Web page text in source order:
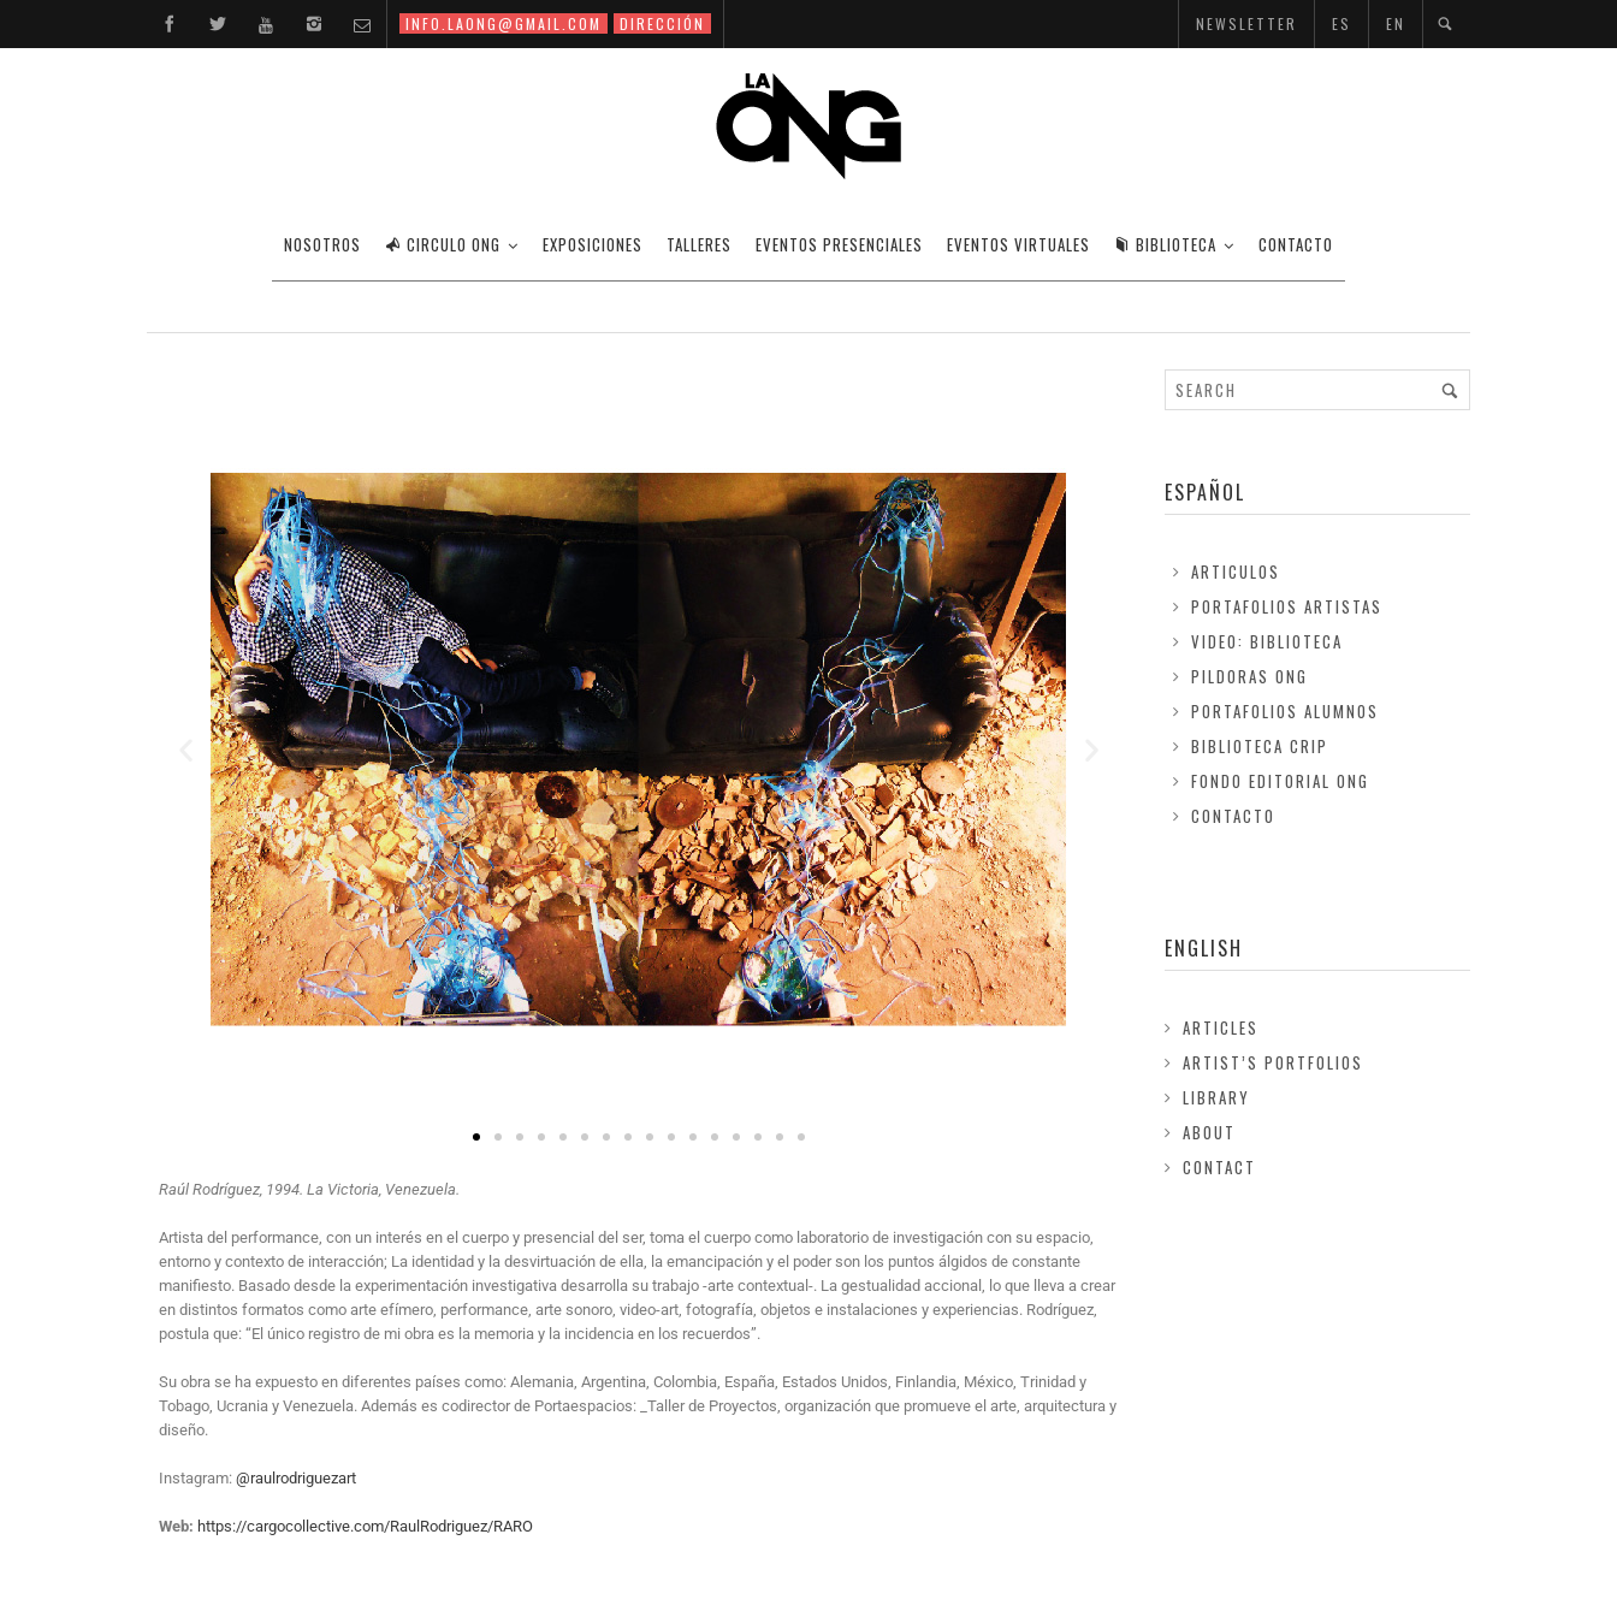
INFO.LAONG@GMAIL.COM DIRECCIÓN NEWSLETTER ES EN
NOSOTROS CIRCULO ONG EXPOSICIONES TALLERES EVENTOS PRESENCIALES EVENTOS VIRTUALES BIBLIOTECA CONTACTO
RAÚL RODRÍGUEZ
08/06/2020 ARTISTAS NACIONALES. OFF
Raúl Rodríguez, 1994. La Victoria, Venezuela.
Artista del performance, con un interés en el cuerpo y presencial del ser, toma el cuerpo como laboratorio de investigación con su espacio,
entorno y contexto de interacción; La identidad y la desvirtuación de ella, la emancipación y el poder son los puntos álgidos de constante
manifiesto. Basado desde la experimentación investigativa desarrolla su trabajo -arte contextual-. La gestualidad accional, lo que lleva a crear
en distintos formatos como arte efímero, performance, arte sonoro, video-art, fotografía, objetos e instalaciones y experiencias. Rodríguez,
postula que: “El único registro de mi obra es la memoria y la incidencia en los recuerdos”.
Su obra se ha expuesto en diferentes países como: Alemania, Argentina, Colombia, España, Estados Unidos, Finlandia, México, Trinidad y
Tobago, Ucrania y Venezuela. Además es codirector de Portaespacios: _Taller de Proyectos, organización que promueve el arte, arquitectura y
diseño.
Instagram: @raulrodriguezart
Web: https://cargocollective.com/RaulRodriguez/RARO
ESPAÑOL
ARTICULOS
PORTAFOLIOS ARTISTAS
VIDEO: BIBLIOTECA
PILDORAS ONG
PORTAFOLIOS ALUMNOS
BIBLIOTECA CRIP
FONDO EDITORIAL ONG
CONTACTO
ENGLISH
ARTICLES
ARTIST’S PORTFOLIOS
LIBRARY
ABOUT
CONTACT